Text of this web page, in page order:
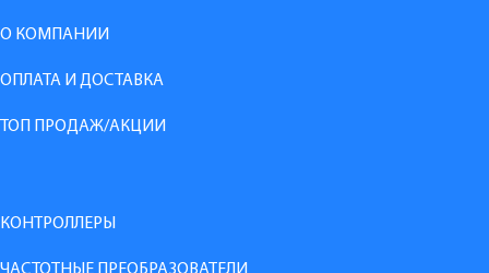
О КОМПАНИИ
ОПЛАТА И ДОСТАВКА
ТОП ПРОДАЖ/АКЦИИ
КОНТРОЛЛЕРЫ